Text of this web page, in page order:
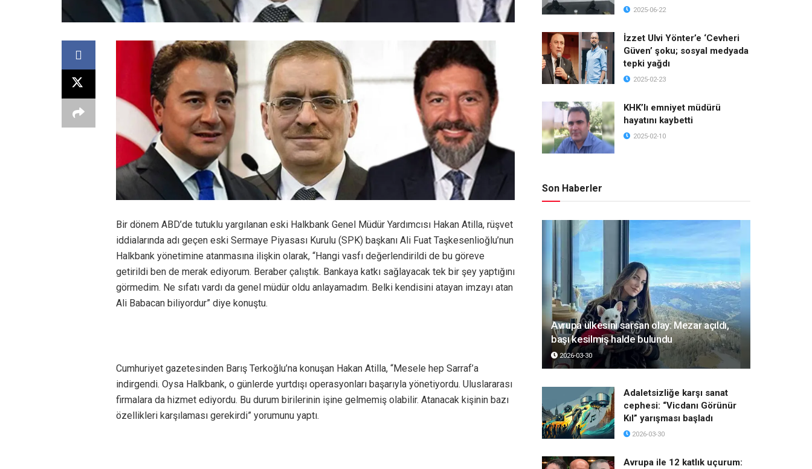
Bir dönem ABD’de tutuklu yargılanan eski Halkbank Genel Müdür Yardımcısı Hakan Atilla, rüşvet
iddialarında adı geçen eski Sermaye Piyasası Kurulu (SPK) başkanı Ali Fuat Taşkesenlioğlu’nun
Halkbank yönetimine atanmasına ilişkin olarak, “Hangi vasfı değerlendirildi de bu göreve
getirildi ben de merak ediyorum. Beraber çalıştık. Bankaya katkı sağlayacak tek bir şey yaptığını
görmedim. Ne sıfatı vardı da genel müdür oldu anlayamadım. Belki kendisini atayan imzayı atan
Ali Babacan biliyordur” diye konuştu.
Cumhuriyet gazetesinden Barış Terkoğlu’na konuşan Hakan Atilla, “Mesele hep Sarraf’a
indirgendi. Oysa Halkbank, o günlerde yurtdışı operasyonları başarıyla yönetiyordu. Uluslararası
firmalara da hizmet ediyordu. Bu durum birilerinin işine gelmemiş olabilir. Atanacak kişinin bazı
özellikleri karşılaması gerekirdi” yorumunu yaptı.
2025-06-22
İzzet Ulvi Yönter’e ‘Cevheri
Güven’ şoku; sosyal medyada
tepki yağdı
2025-02-23
KHK’lı emniyet müdürü
hayatını kaybetti
2025-02-10
Son Haberler
Avrupa ülkesini sarsan olay: Mezar açıldı,
başı kesilmiş halde bulundu
2026-03-30
Adaletsizliğe karşı sanat
cephesi: “Vicdanı Görünür
Kıl” yarışması başladı
2026-03-30
Avrupa ile 12 katlık uçurum: